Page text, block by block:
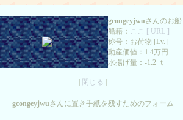
gcongeyjwuさんのお船
船籍： ここ [ URL ]
称号：お荷物 [Lv.]
動産価値：1.4万円
水揚げ量：-1.2 ｔ
閉じる
gcongeyjwuさんに置き手紙を残すためのフォーム